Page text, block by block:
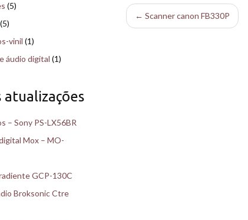
← Scanner canon FB330P
(5)
(5)
vinil (1)
áudio digital (1)
atualizações
– Sony PS-LX56BR
Mox – MO-
GCP-130C
Broksonic Ctre